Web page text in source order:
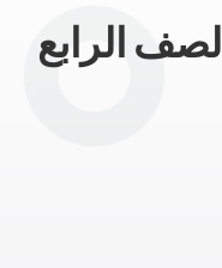
الصف الرابع